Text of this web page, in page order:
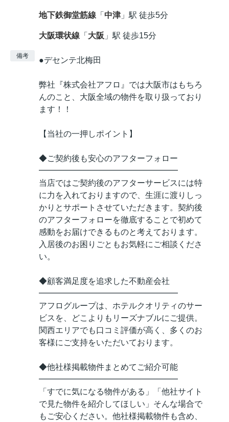
地下鉄御堂筋線 「 中津 」駅 徒歩5分
大阪環状線 「 大阪 」駅 徒歩15分
備考 ●デセンテ北梅田
弊社『株式会社アフロ』では大阪市はもちろ
んのこと、大阪全域の物件を取り扱っており
ます！！
【当社の一押しポイント】
◆ご契約後も安心のアフターフォロー
━━━━━━━━━━━━━━━━━
当店ではご契約後のアフターサービスには特
に力を入れておりますので、生涯に渡りしっ
かりとサポートさせていただきます。契約後
のアフターフォローを徹底することで初めて
感動をお届けできるものと考えております。
入居後のお困りごともお気軽にご相談くださ
い。
◆顧客満足度を追求した不動産会社
━━━━━━━━━━━━━━━━━
アフログループは、ホテルクオリティのサー
ビスを、どこよりもリーズナブルにご提供。
関西エリアでも口コミ評価が高く、多くのお
客様にご支持をいただいております。
◆他社様掲載物件まとめてご紹介可能
━━━━━━━━━━━━━━━━━
「すでに気になる物件がある」「他社サイト
で見た物件を紹介してほしい」そんな場合で
もご安心ください。他社様掲載物件も含め、